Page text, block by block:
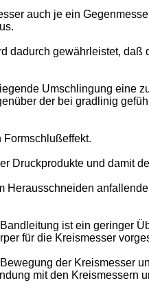
auch je ein
dadurch gewährleistet,
Umschlingung eine
der bei gradlinig
Formschlußeffekt.
Druckprodukte und damit
Herausschneiden
ist ein geringer
für die Kreismesser
der Kreismesser
mit den Kreismessern